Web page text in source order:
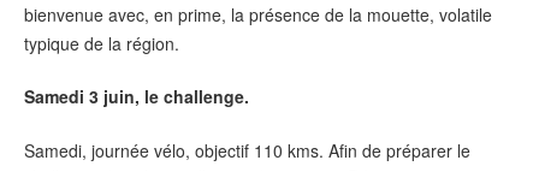
bienvenue avec, en prime, la présence de la mouette, volatile
typique de la région.
Samedi 3 juin, le challenge.
Samedi, journée vélo, objectif 110 kms. Afin de préparer le